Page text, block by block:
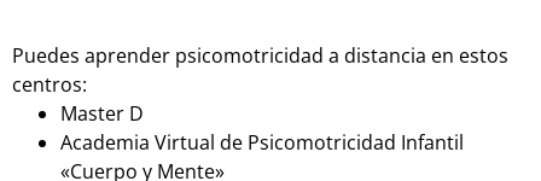
Puedes aprender psicomotricidad a distancia en estos
centros:
Master D
Academia Virtual de Psicomotricidad Infantil
«Cuerpo y Mente»